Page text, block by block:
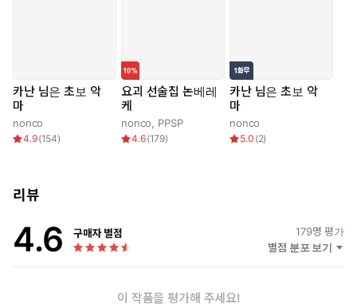
카난 님은 초보 악
마
nonco
4.9(154)
요괴 선술집 논베레
케
nonco PPSP
4.6(179)
카난 님은 초보 악
마
nonco
5.0 (2)
리뷰
4.6 구매자 별점 179명 평가
별점 분포 보기
이 작품을 평가해 주세요!